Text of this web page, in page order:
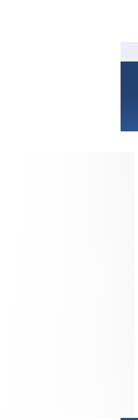
التقني و أساتذة التعليم الفني (دورة 2026)